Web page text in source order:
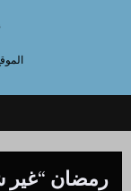
رمضان “غير